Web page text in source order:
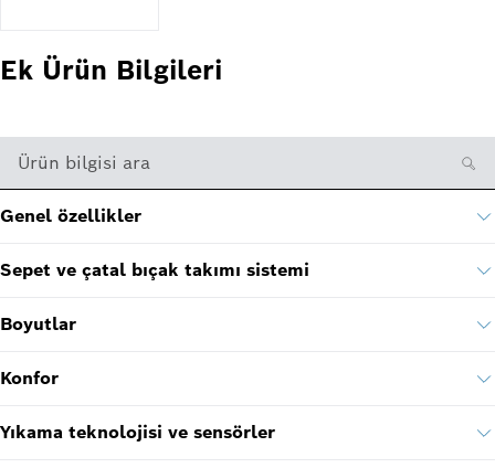
Ek Ürün Bilgileri
Ürün bilgisi ara
Genel özellikler
Sepet ve çatal bıçak takımı sistemi
Boyutlar
Konfor
Yıkama teknolojisi ve sensörler